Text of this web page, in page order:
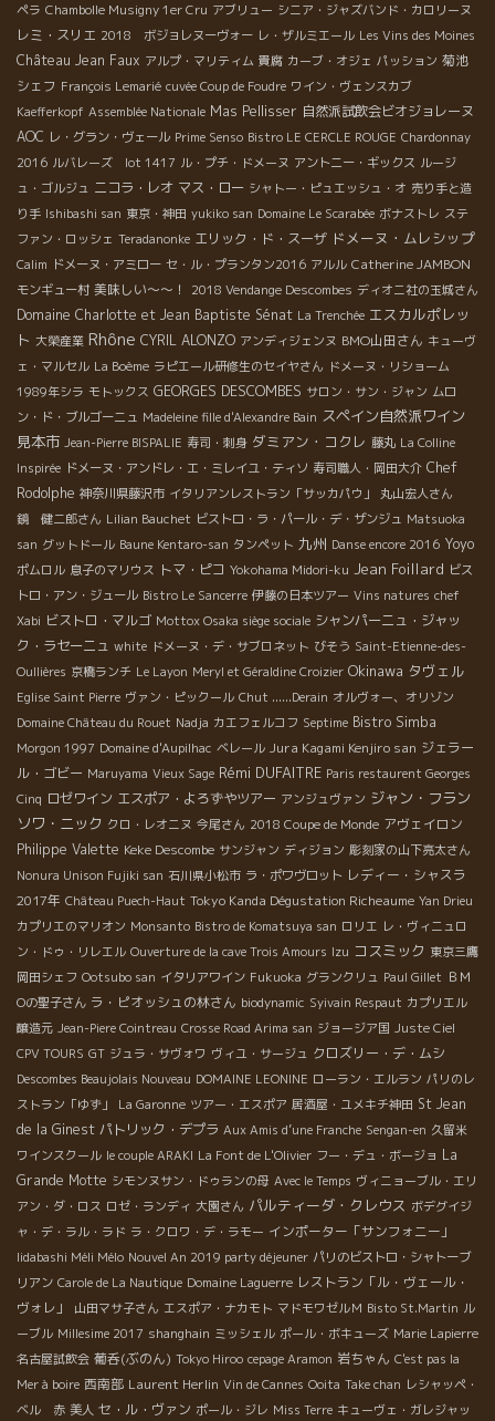
ペラ Chambolle Musigny 1er Cru アブリュー シニア・ジャズバンド・カロリーヌ
レミ・スリエ 2018 ボジョレヌーヴォー レ・ザルミエール Les Vins des Moines
Château Jean Faux アルプ・マリティム 貴腐 カーブ・オジェ パッション 菊池
シェフ François Lemarié cuvée Coup de Foudre ワイン・ヴェンスカブ
Kaefferkopf Assemblée Nationale Mas Pellisser 自然派試飲会ビオジョレーヌ
AOC レ・グラン・ヴェール Prime Senso Bistro LE CERCLE ROUGE Chardonnay
2016 ルバレーズ lot 1417 ル・プチ・ドメーヌ アントニー・ギックス ルージ
ュ・ゴルジュ ニコラ・レオ マス・ロー シャトー・ピュエッシュ・オ 売り手と造
り手 Ishibashi san 東京・神田 yukiko san Domaine Le Scarabée ボナストレ ステ
ファン・ロッシェ Teradanonke エリック・ド・スーザ ドメーヌ・ムレシップ
Calim ドメーヌ・アミロー セ・ル・プランタン2016 アルル Catherine JAMBON
モンギュー村 美味しい～～！ 2018 Vendange Descombes ディオニ社の玉城さん
Domaine Charlotte et Jean Baptiste Sénat La Trenchée エスカルポレッ
ト 大榮産業 Rhône CYRIL ALONZO アンディジェンヌ BMO山田さん キューヴ
ェ・マルセル La Boème ラピエール研修生のセイヤさん ドメーヌ・リショーム
1989年シラ モトックス GEORGES DESCOMBES サロン・サン・ジャン ムロ
ン・ド・ブルゴーニュ Madeleine fille d'Alexandre Bain スペイン自然派ワイン
見本市 Jean-Pierre BISPALIE 寿司・刺身 ダミアン・コクレ 藤丸 La Colline
Inspirée ドメーヌ・アンドレ・エ・ミレイユ・ティソ 寿司職人・岡田大介 Chef
Rodolphe 神奈川県藤沢市 イタリアンレストラン「サッカパウ」
丸山宏人さん
鏡 健二郎さん Lilian Bauchet ビストロ・ラ・パール・デ・ザンジュ Matsuoka
san グットドール Baune Kentaro-san タンペット 九州 Danse encore 2016 Yoyo
ポムロル 息子のマリウス トマ・ピコ Yokohama Midori-ku Jean Foillard ビス
トロ・アン・ジュール Bistro Le Sancerre 伊藤の日本ツアー Vins natures chef
Xabi ビストロ・マルゴ Mottox Osaka siège sociale シャンパーニュ・ジャッ
ク・ラセーニュ white ドメーヌ・デ・サブロネット びそう Saint-Etienne-des-
Oullières 京橋ランチ Le Layon Meryl et Géraldine Croizier Okinawa タヴェル
Eglise Saint Pierre ヴァン・ピックール Chut ......Derain オルヴォー、オリゾン
Domaine Château du Rouet Nadja カエフェルコフ Septime Bistro Simba
Morgon 1997 Domaine d'Aupilhac ベレール Jura Kagami Kenjiro san ジェラー
ル・ゴビー Maruyama Vieux Sage Rémi DUFAITRE Paris restaurent Georges
Cinq ロゼワイン エスポア・よろずやツアー アンジュヴァン ジャン・フラン
ソワ・ニック クロ・レオニヌ 今尾さん 2018 Coupe de Monde アヴェイロン
Philippe Valette Keke Descombe サンジャン ディジョン 彫刻家の山下亮太さん
Nonura Unison Fujiki san 石川県小松市 ラ・ポワヴロット レディー・シャスラ
2017年 Château Puech-Haut Tokyo Kanda Dégustation Richeaume Yan Drieu
カプリエのマリオン Monsanto Bistro de Komatsuya san ロリエ レ・ヴィニュロ
ン・ドゥ・リレエル Ouverture de la cave Trois Amours Izu コスミック 東京三鷹
岡田シェフ Ootsubo san イタリアワイン Fukuoka グランクリュ Paul Gillet ＢＭ
Оの聖子さん ラ・ピオッシュの林さん biodynamic Syivain Respaut カプリエル
醸造元 Jean-Piere Cointreau Crosse Road Arima san ジョージア国 Juste Ciel
CPV TOURS GT ジュラ・サヴォワ ヴィユ・サージュ クロズリー・デ・ムシ
Descombes Beaujolais Nouveau DOMAINE LEONINE ローラン・エルラン パリのレ
ストラン「ゆず」
La Garonne ツアー・エスポア 居酒屋・ユメキチ神田 St Jean
de la Ginest パトリック・デプラ Aux Amis d’une Franche Sengan-en 久留米
ワインスクール le couple ARAKI La Font de L'Olivier フー・デュ・ボージョ La
Grande Motte シモンヌサン・ドゥランの母 Avec le Temps ヴィニョーブル・エリ
アン・ダ・ロス ロゼ・ランディ 大園さん パルティーダ・クレウス ボデグイジ
ャ・デ・ラル・ラド ラ・クロワ・デ・ラモー インポーター「サンフォニー」
Iidabashi Méli Mélo Nouvel An 2019 party déjeuner パリのビストロ・シャトーブ
リアン Carole de La Nautique Domaine Laguerre レストラン「ル・ヴェール・
ヴォレ」
山田マサ子さん エスポア・ナカモト マドモワゼルＭ Bisto St.Martin ル
ーブル Millesime 2017 shanghain ミッシェル ポール・ボキューズ Marie Lapierre
名古屋試飲会 葡呑(ぶのん) Tokyo Hiroo cepage Aramon 岩ちゃん C'est pas la
Mer à boire 西南部 Laurent Herlin Vin de Cannes Ooita Take chan レシャッペ・
ベル 赤 美人 セ・ル・ヴァン ポール・ジレ Miss Terre キューヴェ・ガレジャッ